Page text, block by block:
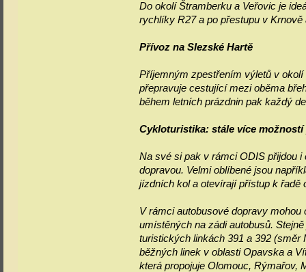
Do okolí Štramberku a Veřovic je
rychlíky R27 a po přestupu v
Přívoz na Slezské Hartě
Příjemným zpestřením výletů v
přepravuje cestující mezi oběma
během letních prázdnin pak každý
Cykloturistika: stále více
Na své si pak v rámci ODIS přijdou
dopravou. Velmi oblíbené jsou
jízdních kol a otevírají přístup k řadě
V rámci autobusové dopravy
umístěných na zádi autobusů.
turistických linkách 391 a 392 (směr
běžných linek v oblasti Opavska a
která propojuje Olomouc, Rýmařov,